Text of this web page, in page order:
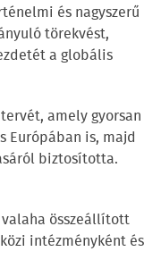
és nagyszerű
törekvést,
a globális
amely gyorsan
Európában is, majd
biztosította.
összeállított
intézményként és